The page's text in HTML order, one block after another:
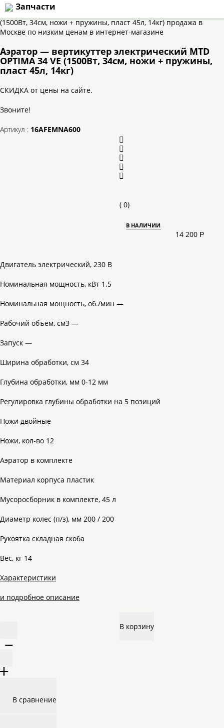
Запчасти
Аэратор — вертикуттер электрический MTD
OPTIMA 34 VE (1500Вт, 34см, ножи + пружины,
пласт 45л, 14кг)
СКИДКА от цены на сайте.
Звоните!
Артикул : 16AFEMNA600
( 0)
14 200 Р
В НАЛИЧИИ
Двигатель электрический, 230 В
Номинальная мощность, кВт 1.5
Номинальная мощность, об./мин —
Рабочий объем, см3 —
Запуск —
Ширина обработки, см 34
Глубина обработки, мм 0-12 мм
Регулировка глубины обработки на 5 позиций
Ножи двойные
Ножи, кол-во 12
Аэратор в комплекте
Материал корпуса пластик
Мусоросборник в комплекте, 45 л
Диаметр колес (п/з), мм 200 / 200
Рукоятка складная скоба
Вес, кг 14
Характеристики
и подробное описание
–
В корзину
В сравнение